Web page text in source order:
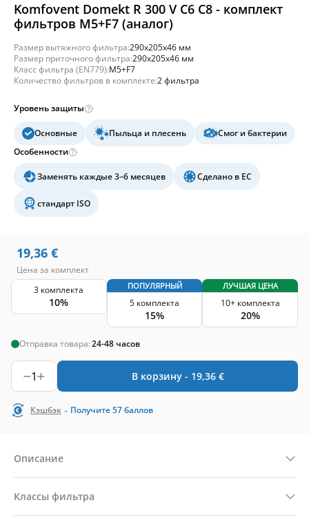
Komfovent Domekt R 300 V C6 C8 - комплект
фильтров M5+F7 (аналог)
Размер вытяжного фильтра:290x205x46 мм
Размер приточного фильтра:290x205x46 мм
Класс фильтра (EN779):M5+F7
Количество фильтров в комплекте:2 фильтра
Уровень защиты
Основные Пыльца и плесень
Смог и бактерии
Особенности
Заменять каждые 3–6 месяцев Сделано в ЕС
стандарт ISO
19,36 €
Цена за комплект
3 комплекта
10%
ПОПУЛЯРНЫЙ
5 комплекта
15%
ЛУЧШАЯ ЦЕНА
10+ комплекта
20%
Отправка товара:24-48 часов
1 В корзину - 19,36 €
Кэшбэк - Получите57баллов
Описание
Классы фильтра